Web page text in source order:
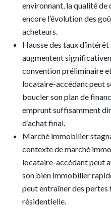
environnant, la qualité
encore l’évolution des
acheteurs.
Hausse des taux
augmentent
convention préliminaire et
locataire-accédant peut
boucler son plan de
emprunt suffisamment
d’achat final.
Marché immobilier
contexte de marché
locataire-accédant peut
son bien immobilier
peut entraîner des
résidentielle.